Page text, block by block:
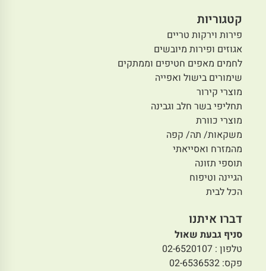
קטגוריות
פירות וירקות טריים
אגוזים ופירות מיובשים
לחמים מאפים חטיפים וממתקים
שימורים בישול ואפייה
מוצרי קירור
תחליפי בשר חלב וגבינה
מוצרי כוורת
משקאות/ תה/ קפה
מהמזרח ואסייאתי
תוספי תזונה
הגיינה וטיפוח
הכל לבית
דברו איתנו
סניף גבעת שאול
טלפון : 02-6520107
פקס: 02-6536532